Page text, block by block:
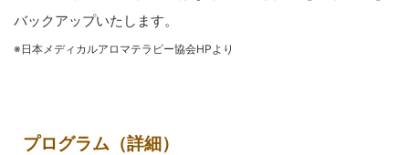
バックアップいたします。
※日本メディカルアロマテラピー協会HPより
プログラム（詳細）